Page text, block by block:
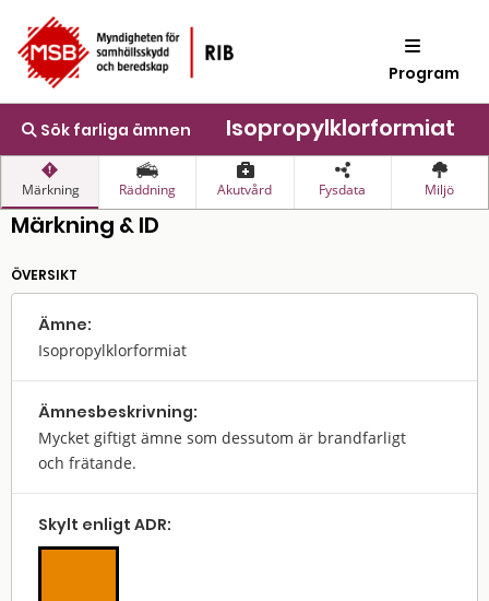
Program
Sök farliga ämnen Isopropylklorformiat
Märkning Räddning Akutvård Fysdata Miljö
Märkning & ID
ÖVERSIKT
Ämne:
Isopropylklorformiat
Ämnes­beskrivning:
Mycket giftigt ämne som dessutom är brandfarligt
och frätande.
Skylt enligt ADR: